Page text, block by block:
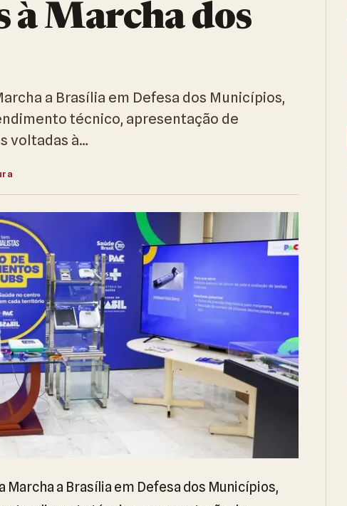
à Marcha dos
a Brasília em Defesa dos Municípios,
técnico, apresentação de
voltadas à…
Marcha a Brasília em Defesa dos Municípios,